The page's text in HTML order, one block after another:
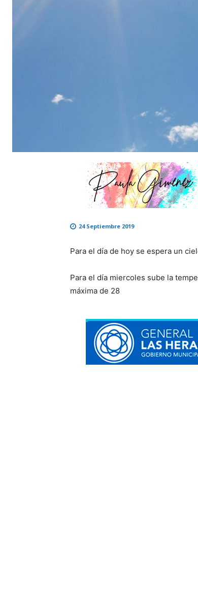
24 Septiembre 2019
Para el día de hoy se espera un
Para el día miercoles sube la
máxima de 28